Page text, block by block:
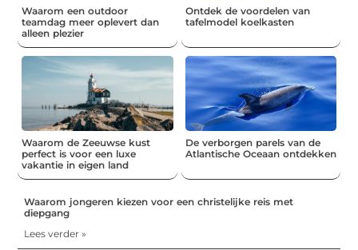
Waarom een outdoor
teamdag meer oplevert dan
alleen plezier
Ontdek de voordelen van
tafelmodel koelkasten
Waarom de Zeeuwse kust
perfect is voor een luxe
vakantie in eigen land
De verborgen parels van de
Atlantische Oceaan ontdekken
Waarom jongeren kiezen voor een christelijke reis met
diepgang
Lees verder »